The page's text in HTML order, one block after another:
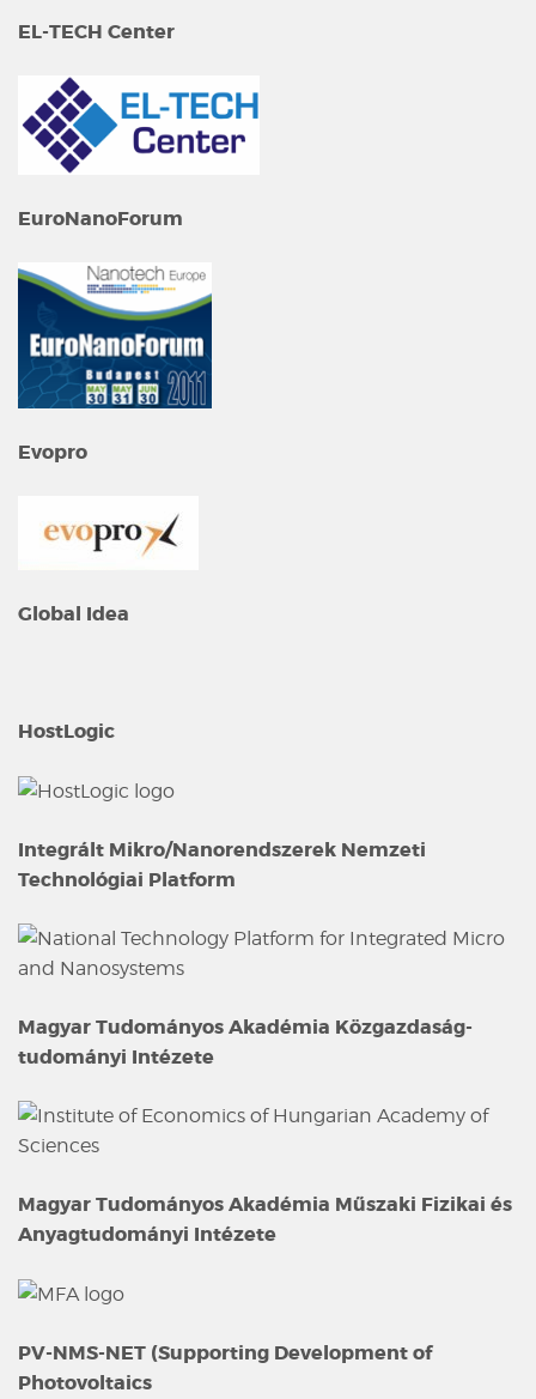
EL-TECH Center
EuroNanoForum
Evopro
Global Idea
HostLogic
Integrált Mikro/Nanorendszerek Nemzeti
Technológiai Platform
Magyar Tudományos Akadémia Közgazdaság-
tudományi Intézete
Magyar Tudományos Akadémia Műszaki Fizikai és
Anyagtudományi Intézete
PV-NMS-NET (Supporting Development of
Photovoltaics